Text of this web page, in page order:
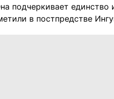
подчеркивает
в постпредстве